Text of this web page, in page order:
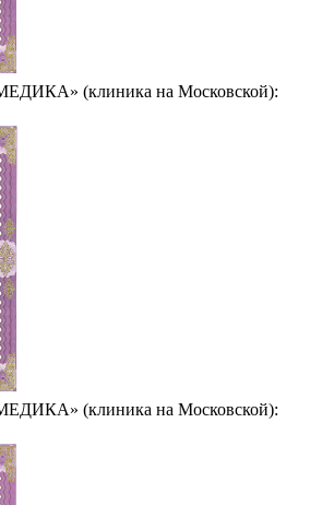
(клиника на Московской):
(клиника на Московской):